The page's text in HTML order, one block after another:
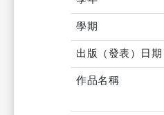
學期
出版（發表）日期
作品名稱